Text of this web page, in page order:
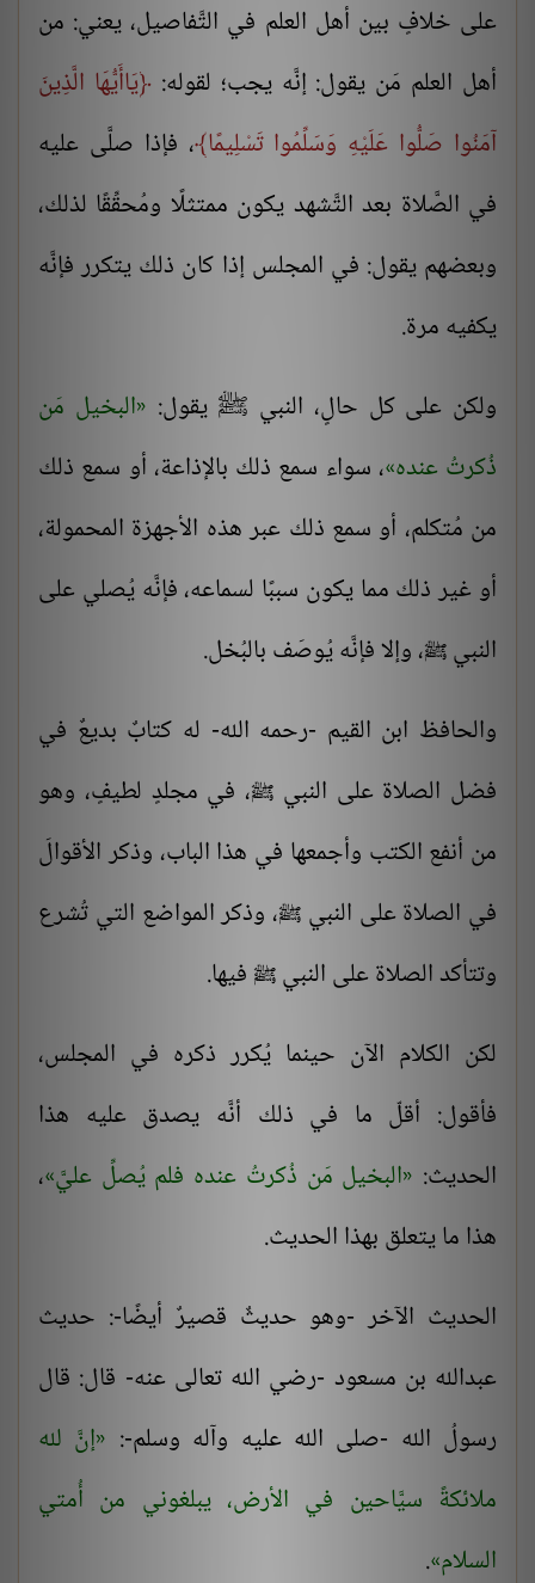
على خلافٍ بين أهل العلم في التَّفاصيل، يعني: من
أهل العلم مَن يقول: إنَّه يجب؛ لقوله: يَاأَيُّهَا الَّذِينَ
آمَنُوا صَلُّوا عَلَيْهِ وَسَلِّمُوا تَسْلِيمًا ، فإذا صلَّى عليه
في الصَّلاة بعد التَّشهد يكون ممتثلًا ومُحقِّقًا لذلك،
وبعضهم يقول: في المجلس إذا كان ذلك يتكرر فإنَّه
يكفيه مرة.
ولكن على كل حالٍ، النبي ﷺ يقول: البخيل مَن
ذُكرتُ عنده ، سواء سمع ذلك بالإذاعة، أو سمع ذلك
من مُتكلم، أو سمع ذلك عبر هذه الأجهزة المحمولة،
أو غير ذلك مما يكون سببًا لسماعه، فإنَّه يُصلي على
النبي ﷺ، وإلا فإنَّه يُوصَف بالبُخل.
والحافظ ابن القيم -رحمه الله- له كتابٌ بديعٌ في
فضل الصلاة على النبي ﷺ، في مجلدٍ لطيفٍ، وهو
من أنفع الكتب وأجمعها في هذا الباب، وذكر الأقوالَ
في الصلاة على النبي ﷺ، وذكر المواضع التي تُشرع
وتتأكد الصلاة على النبي ﷺ فيها.
لكن الكلام الآن حينما يُكرر ذكره في المجلس،
فأقول: أقلّ ما في ذلك أنَّه يصدق عليه هذا
الحديث: البخيل مَن ذُكرتُ عنده فلم يُصلِّ عليَّ ،
هذا ما يتعلق بهذا الحديث.
الحديث الآخر -وهو حديثٌ قصيرٌ أيضًا-: حديث
عبدالله بن مسعود -رضي الله تعالى عنه- قال: قال
رسولُ الله -صلى الله عليه وآله وسلم-: إنَّ لله
ملائكةً سيَّاحين في الأرض، يبلغوني من أُمتي
السلام .